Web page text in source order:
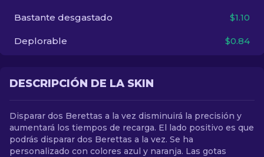
Bastante desgastado $1.10
Deplorable $0.84
DESCRIPCIÓN DE LA SKIN
Disparar dos Berettas a la vez disminuirá la precisión y
aumentará los tiempos de recarga. El lado positivo es que
podrás disparar dos Berettas a la vez. Se ha
personalizado con colores azul y naranja. Las gotas